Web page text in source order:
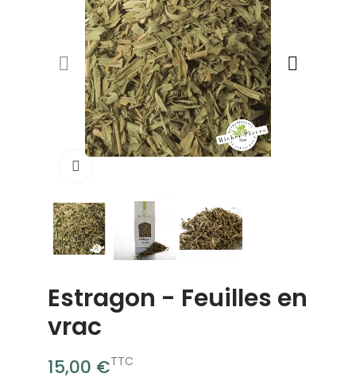
Estragon - Feuilles en
vrac
15,00 €TTC